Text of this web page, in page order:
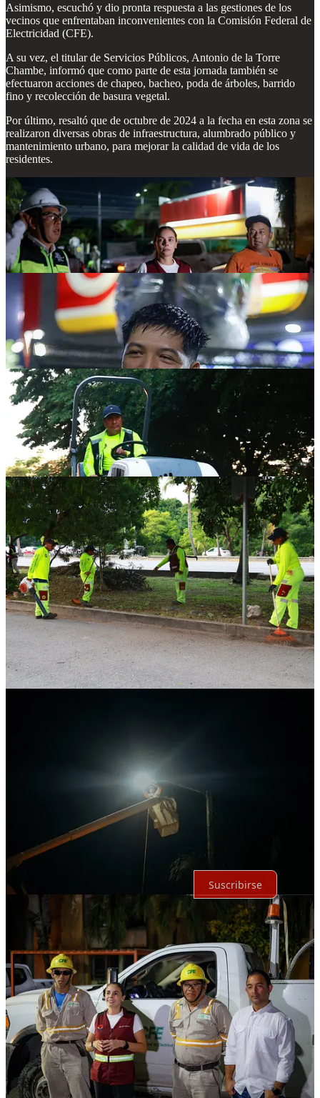
Asimismo, escuchó y dio pronta respuesta a las gestiones de los
vecinos que enfrentaban inconvenientes con la Comisión Federal de
Electricidad (CFE).
A su vez, el titular de Servicios Públicos, Antonio de la Torre
Chambe, informó que como parte de esta jornada también se
efectuaron acciones de chapeo, bacheo, poda de árboles, barrido
fino y recolección de basura vegetal.
Por último, resaltó que de octubre de 2024 a la fecha en esta zona se
realizaron diversas obras de infraestructura, alumbrado público y
mantenimiento urbano, para mejorar la calidad de vida de los
residentes.
1
Compartir
Discusión sobre este post
Debates
Por supuesto, sigue adelante.
Suscribirse
© 2026 Expediente Quintana Roo Privacidad Términos∙Aviso
de recolección
Crea tu Substack
Descargar la app
Substackes el hogar de la gran cultura